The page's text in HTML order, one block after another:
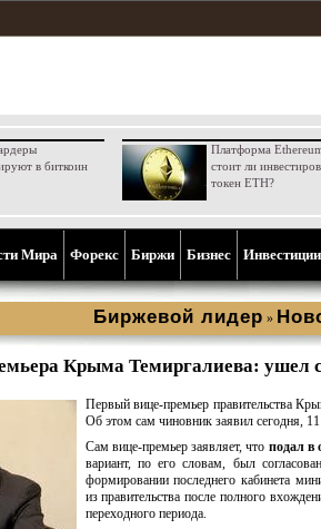
в биткоин
Платформа
стоит ли
токен ETH?
Мира Форекс Биржи Бизнес Инвестиции
Биржевой лидер »
Крыма Темиргалиева: ушел
Первый вице-премьер правительства
Об этом сам чиновник заявил сегодня,
Сам вице-премьер заявляет, что подал в
вариант, по его словам, был
формировании последнего кабинета
из правительства после полного
переходного периода.